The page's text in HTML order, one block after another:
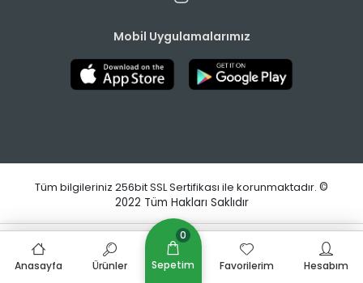
Mobil Uygulamalarımız
Tüm bilgileriniz 256bit SSL Sertifikası ile korunmaktadır. ©
2022 Tüm Hakları Saklıdır
Bu web sitesi,Nihat KILIÇARSLAN
tarafından
tasarlanmış ve optimize edilmiştir.
Anasayfa Ürünler Sepetim
0
Favorilerim Hesabım